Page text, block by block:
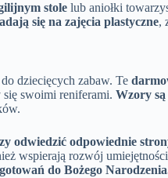
stole lub aniołki
się na zajęcia plastyczne,
dziecięcych zabaw. Te
się swoimi reniferami. Wzory
odwiedzić odpowiednie
wspierają rozwój
do Bożego